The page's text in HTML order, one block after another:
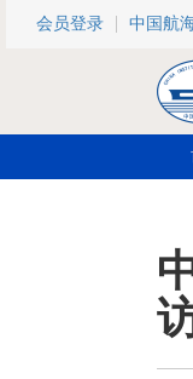
跳转到主要内容
会员登录 中国航